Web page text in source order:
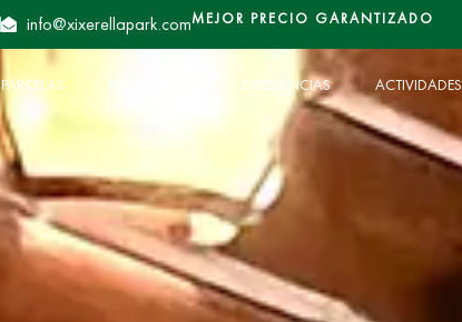
info@xixerellapark.comMEJOR PRECIO GARANTIZADO
PARCELAS RESTAURANTE EXPERIENCIAS ACTIVIDADES
PARCELAS RESTAURANTE